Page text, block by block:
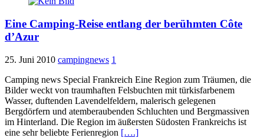
Eine Camping-Reise entlang der berühmten Côte
d’Azur
25. Juni 2010 campingnews 1
Camping news Special Frankreich Eine Region zum Träumen, die
Bilder weckt von traumhaften Felsbuchten mit türkisfarbenem
Wasser, duftenden Lavendelfeldern, malerisch gelegenen
Bergdörfern und atemberaubenden Schluchten und Bergmassiven
im Hinterland. Die Region im äußersten Südosten Frankreichs ist
eine sehr beliebte Ferienregion [….]